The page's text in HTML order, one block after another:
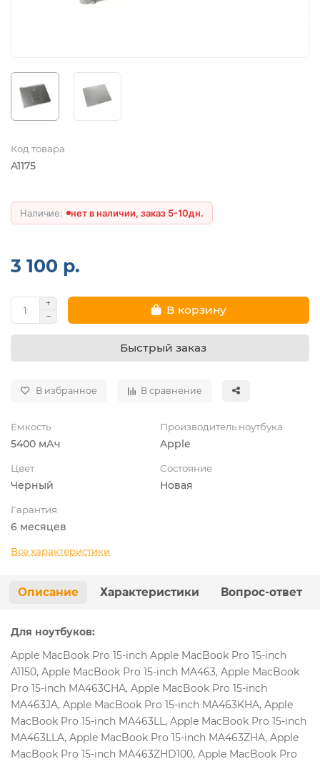
Код товара
A1175
нет в наличии, заказ 5-10дн.
3 100 р.
В корзину
Быстрый заказ
В избранное В сравнение
Ёмкость
5400 мАч
Производитель ноутбука
Apple
Цвет
Черный
Состояние
Новая
Гарантия
6 месяцев
Все характеристики
Описание Характеристики Вопрос-ответ
Для ноутбуков:
Apple MacBook Pro 15-inch Apple MacBook Pro 15-inch
A1150, Apple MacBook Pro 15-inch MA463, Apple MacBook
Pro 15-inch MA463CHA, Apple MacBook Pro 15-inch
MA463JA, Apple MacBook Pro 15-inch MA463KHA, Apple
MacBook Pro 15-inch MA463LL, Apple MacBook Pro 15-inch
MA463LLA, Apple MacBook Pro 15-inch MA463ZHA, Apple
MacBook Pro 15-inch MA463ZHD100, Apple MacBook Pro